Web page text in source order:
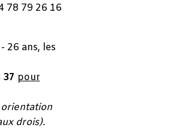
78 79 26 16
26 ans, les
37 pour
drois).